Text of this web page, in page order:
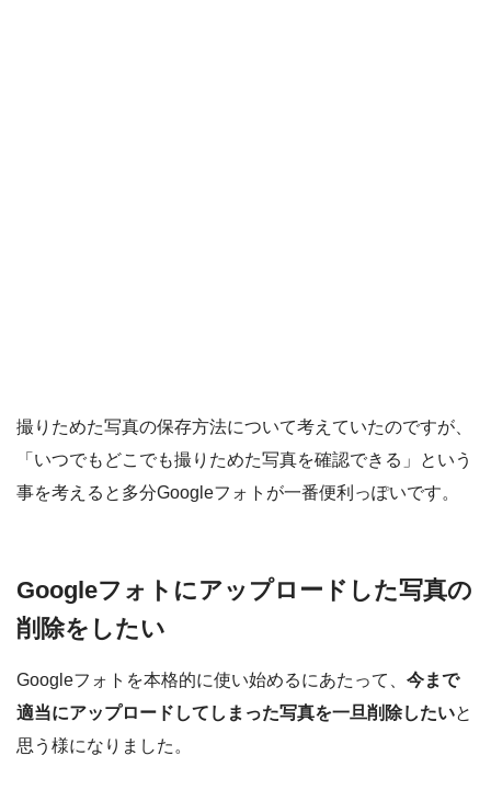
撮りためた写真の保存方法について考えていたのですが、
「いつでもどこでも撮りためた写真を確認できる」という
事を考えると多分Googleフォトが一番便利っぽいです。
Googleフォトにアップロードした写真の
削除をしたい
Googleフォトを本格的に使い始めるにあたって、 今まで
適当にアップロードしてしまった写真を一旦削除したいと
思う様になりました。